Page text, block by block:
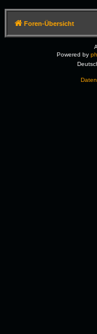
Foren-Übersicht
Powered by